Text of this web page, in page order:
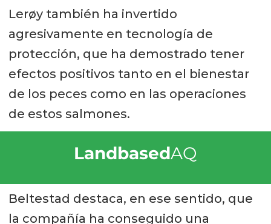
Lerøy también ha invertido
agresivamente en tecnología de
protección, que ha demostrado tener
efectos positivos tanto en el bienestar
de los peces como en las operaciones
de estos salmones.
LandbasedAQ
Beltestad destaca, en ese sentido, que
la compañía ha conseguido una